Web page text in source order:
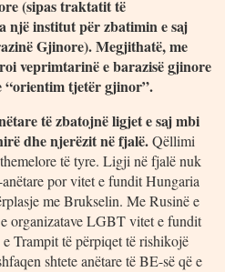
(sipas traktatit të
një institut për zbatimin e saj
Gjinore). Megjithatë, me
veprimtarinë e barazisë gjinore
“orientim tjetër gjinor”.
të zbatojnë ligjet e saj mbi
dhe njerëzit në fjalë.Qëllimi
të tyre. Ligji në fjalë nuk
por vitet e fundit Hungaria
me Brukselin. Me Rusinë e
organizatave LGBT vitet e fundit
Trampit të përpiqet të rishikojë
shtete anëtare të BE-së që e